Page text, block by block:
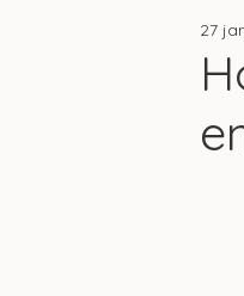
duurzaam
27